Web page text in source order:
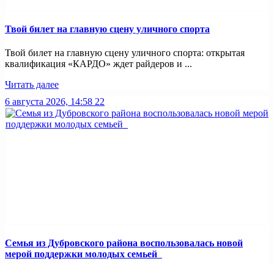
Твой билет на главную сцену уличного спорта
Твой билет на главную сцену уличного спорта: открытая
квалификация «КАРДО» ждет райдеров и ...
Читать далее
6 августа 2026, 14:58 22
Семья из Дубровского района воспользовалась новой
мерой поддержки молодых семьей